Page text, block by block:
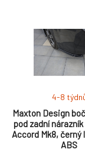
Maxton Design
pod zadní
Accord Mk8, černý
ABS
4-8